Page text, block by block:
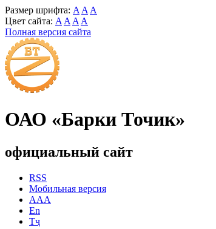
Размер шрифта: A A A
Цвет сайта: A A A A
Полная версия сайта
ОАО «Барки Точик»
официальный сайт
RSS
Мобильная версия
AAA
En
Тҷ